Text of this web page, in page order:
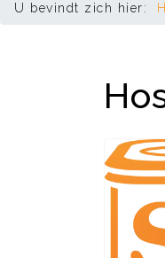
U bevindt zich hier: